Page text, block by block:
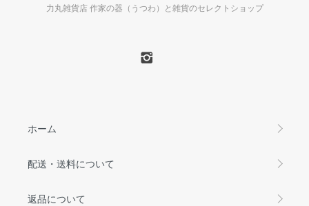
力丸雑貨店 作家の器（うつわ）と雑貨のセレクトショップ
ホーム
配送・送料について
返品について